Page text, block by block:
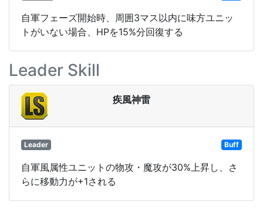
自軍フェーズ開始時、周囲3マス以内に味方ユニッ
トがいない場合、HPを15%分回復する
Leader Skill
疾風神雷
Leader Buff
自軍風属性ユニットの物攻・魔攻が30%上昇し、さ
らに移動力が+1される